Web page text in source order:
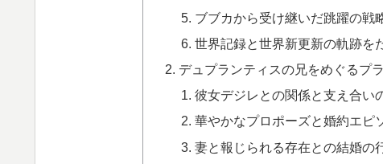
ブブカから受け継いだ跳躍の戦
世界記録と世界新更新の軌跡を
デュプランティスの兄をめぐるプ
彼女デジレとの関係と支え合い
華やかなプロポーズと婚約エピ
妻と報じられる存在との結婚の